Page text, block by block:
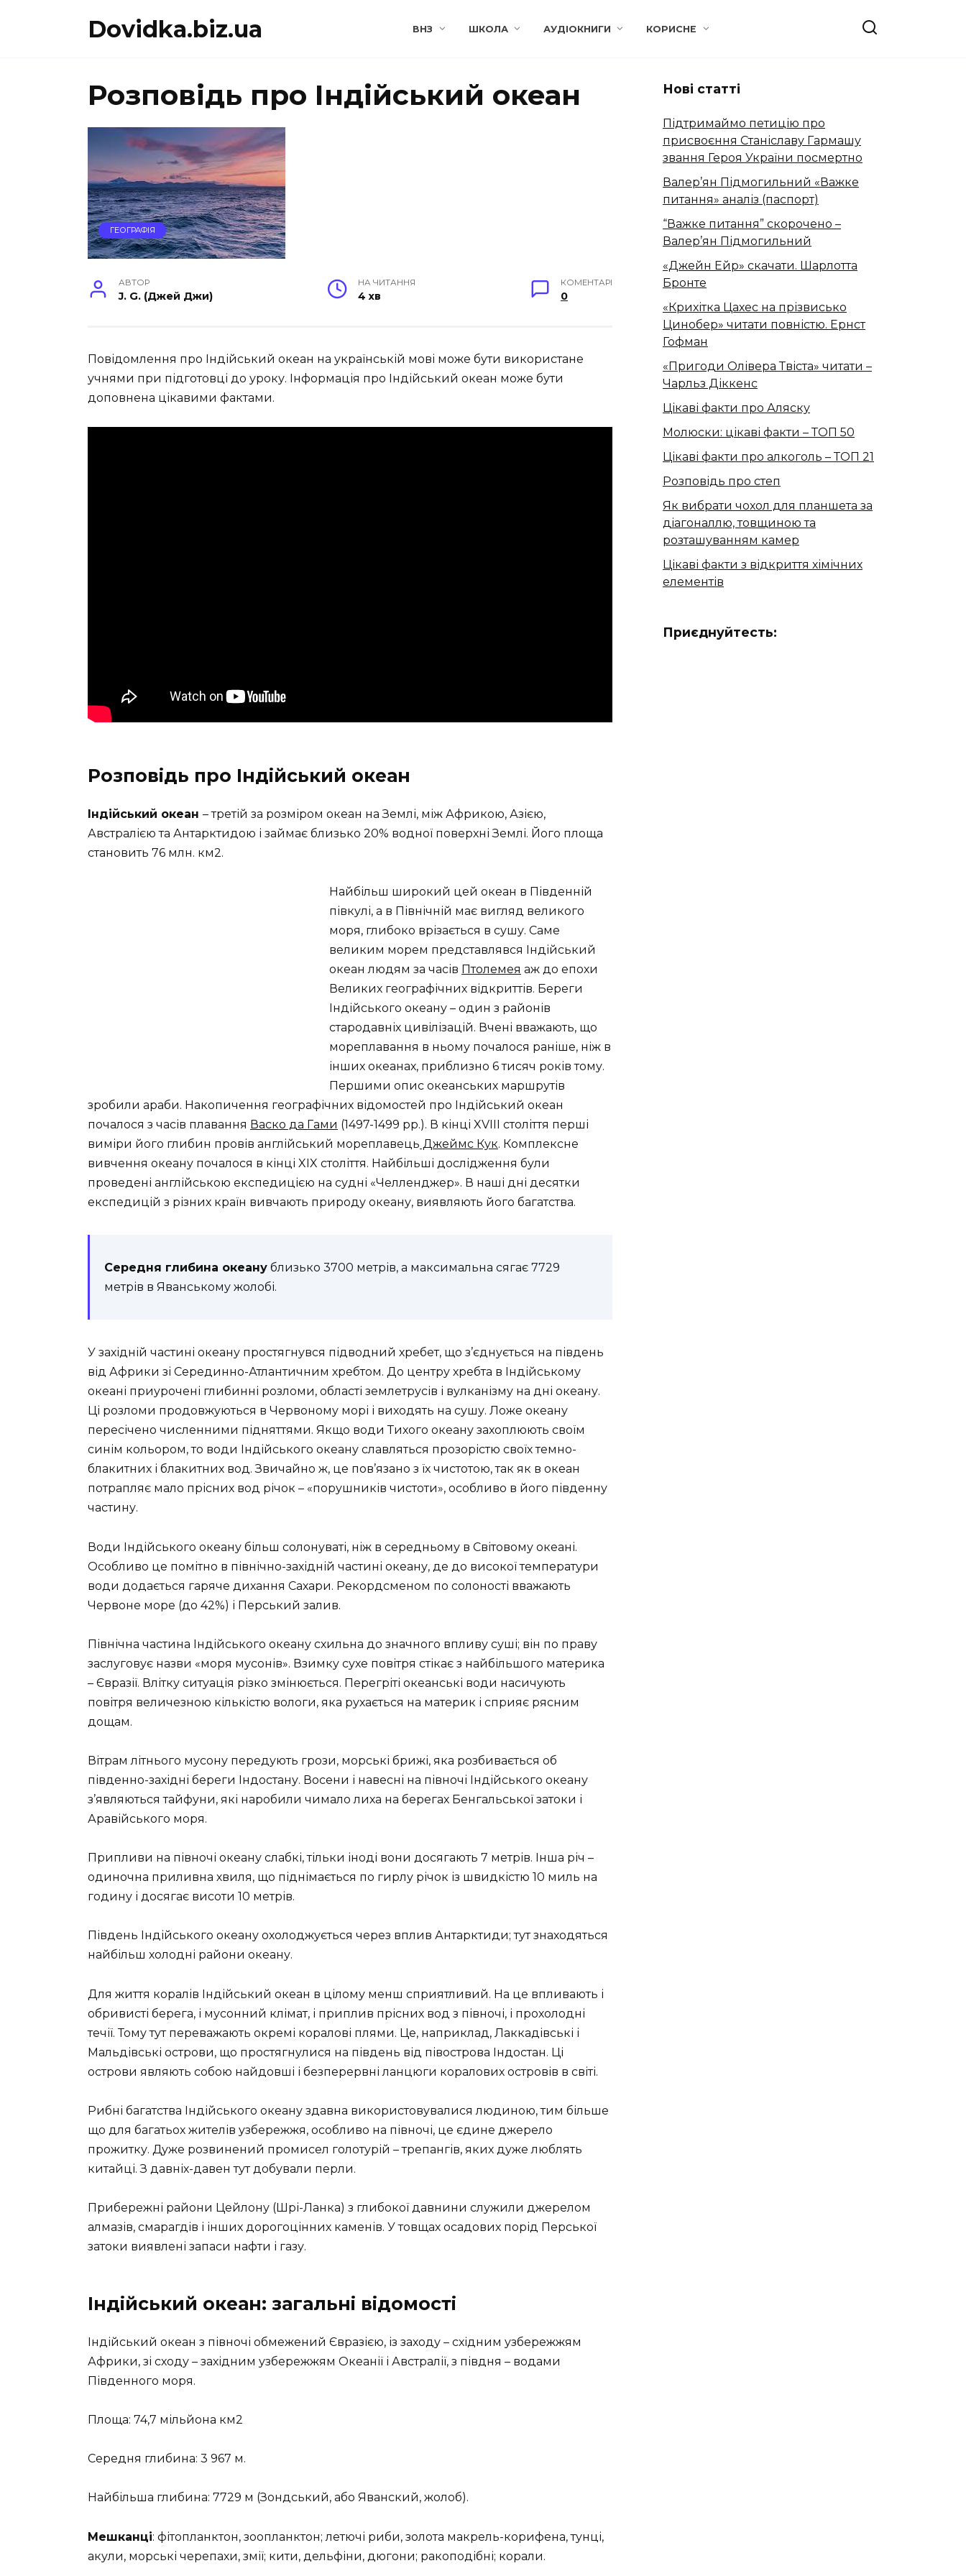
Dovidka.biz.ua ВНЗ ШКОЛА АУДІОКНИГИ КОРИСНЕ
Розповідь про Індійський океан
ГЕОГРАФІЯ
АВТОР
J. G. (Джей Джи)
НА ЧИТАННЯ
4 хв
КОМЕНТАРІ
0
Повідомлення про Індійський океан на українській мові може бути використане
учнями при підготовці до уроку. Інформація про Індійський океан може бути
доповнена цікавими фактами.
Розповідь про Індійський океан
Індійський океан – третій за розміром океан на Землі, між Африкою, Азією,
Австралією та Антарктидою і займає близько 20% водної поверхні Землі. Його площа
становить 76 млн. км2.
Найбільш широкий цей океан в Південній
півкулі, а в Північній має вигляд великого
моря, глибоко врізається в сушу. Саме
великим морем представлявся Індійський
океан людям за часів Птолемея аж до епохи
Великих географічних відкриттів. Береги
Індійського океану – один з районів
стародавніх цивілізацій. Вчені вважають, що
мореплавання в ньому почалося раніше, ніж в
інших океанах, приблизно 6 тисяч років тому.
Першими опис океанських маршрутів
зробили араби. Накопичення географічних відомостей про Індійський океан
почалося з часів плавання Васко да Гами (1497-1499 рр.). В кінці XVIII століття перші
виміри його глибин провів англійський мореплавець Джеймс Кук. Комплексне
вивчення океану почалося в кінці XIX століття. Найбільші дослідження були
проведені англійською експедицією на судні «Челленджер». В наші дні десятки
експедицій з різних країн вивчають природу океану, виявляють його багатства.
Середня глибина океану близько 3700 метрів, а максимальна сягає 7729
метрів в Яванському жолобі.
У західній частині океану простягнувся підводний хребет, що з’єднується на південь
від Африки зі Серединно-Атлантичним хребтом. До центру хребта в Індійському
океані приурочені глибинні розломи, області землетрусів і вулканізму на дні океану.
Ці розломи продовжуються в Червоному морі і виходять на сушу. Ложе океану
пересічено численними підняттями. Якщо води Тихого океану захоплюють своїм
синім кольором, то води Індійського океану славляться прозорістю своїх темно-
блакитних і блакитних вод. Звичайно ж, це пов’язано з їх чистотою, так як в океан
потрапляє мало прісних вод річок – «порушників чистоти», особливо в його південну
частину.
Води Індійського океану більш солонуваті, ніж в середньому в Світовому океані.
Особливо це помітно в північно-західній частині океану, де до високої температури
води додається гаряче дихання Сахари. Рекордсменом по солоності вважають
Червоне море (до 42%) і Перський залив.
Північна частина Індійського океану схильна до значного впливу суші; він по праву
заслуговує назви «моря мусонів». Взимку сухе повітря стікає з найбільшого материка
– Євразії. Влітку ситуація різко змінюється. Перегріті океанські води насичують
повітря величезною кількістю вологи, яка рухається на материк і сприяє рясним
дощам.
Вітрам літнього мусону передують грози, морські брижі, яка розбивається об
південно-західні береги Індостану. Восени і навесні на півночі Індійського океану
з’являються тайфуни, які наробили чимало лиха на берегах Бенгальської затоки і
Аравійського моря.
Припливи на півночі океану слабкі, тільки іноді вони досягають 7 метрів. Інша річ –
одиночна приливна хвиля, що піднімається по гирлу річок із швидкістю 10 миль на
годину і досягає висоти 10 метрів.
Південь Індійського океану охолоджується через вплив Антарктиди; тут знаходяться
найбільш холодні райони океану.
Для життя коралів Індійський океан в цілому менш сприятливий. На це впливають і
обривисті берега, і мусонний клімат, і приплив прісних вод з півночі, і прохолодні
течії. Тому тут переважають окремі коралові плями. Це, наприклад, Лаккадівські і
Мальдівські острови, що простягнулися на південь від півострова Індостан. Ці
острови являють собою найдовші і безперервні ланцюги коралових островів в світі.
Рибні багатства Індійського океану здавна використовувалися людиною, тим більше
що для багатьох жителів узбережжя, особливо на півночі, це єдине джерело
прожитку. Дуже розвинений промисел голотурій – трепангів, яких дуже люблять
китайці. З давніх-давен тут добували перли.
Прибережні райони Цейлону (Шрі-Ланка) з глибокої давнини служили джерелом
алмазів, смарагдів і інших дорогоцінних каменів. У товщах осадових порід Перської
затоки виявлені запаси нафти і газу.
Індійський океан: загальні відомості
Індійський океан з півночі обмежений Євразією, із заходу – східним узбережжям
Африки, зі сходу – західним узбережжям Океанії і Австралії, з півдня – водами
Південного моря.
Площа: 74,7 мільйона км2
Середня глибина: 3 967 м.
Найбільша глибина: 7729 м (Зондський, або Яванский, жолоб).
Мешканці: фітопланктон, зоопланктон; летючі риби, золота макрель-корифена, тунці,
акули, морські черепахи, змії; кити, дельфіни, дюгони; ракоподібні; корали.
Нові статті
Підтримаймо петицію про
присвоєння Станіславу Гармашу
звання Героя України посмертно
Валер’ян Підмогильний «Важке
питання» аналіз (паспорт)
“Важке питання” скорочено –
Валер’ян Підмогильний
«Джейн Ейр» скачати. Шарлотта
Бронте
«Крихітка Цахес на прізвисько
Цинобер» читати повністю. Ернст
Гофман
«Пригоди Олівера Твіста» читати –
Чарльз Діккенс
Цікаві факти про Аляску
Молюски: цікаві факти – ТОП 50
Цікаві факти про алкоголь – ТОП 21
Розповідь про степ
Як вибрати чохол для планшета за
діагоналлю, товщиною та
розташуванням камер
Цікаві факти з відкриття хімічних
елементів
Приєднуйтесть: